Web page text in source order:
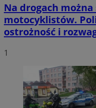
Na drogach
motocyklistów.
ostrożność i
1